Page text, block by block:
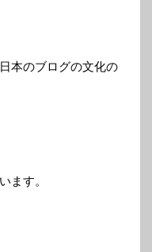
本のブログの文化の
ます。